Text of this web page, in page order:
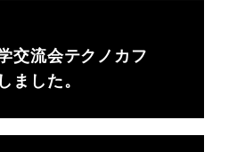
交流会テクノカフ
ました。